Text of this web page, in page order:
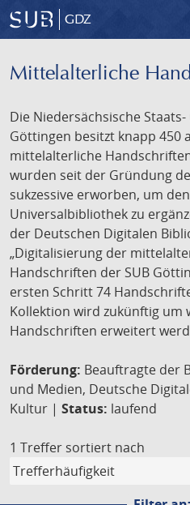
GDZ
Mittelalterliche
Die Niedersächsische
Göttingen besitzt knapp 450
mittelalterliche
wurden seit der Gründung
sukzessive erworben, um
Universalbibliothek zu
der Deutschen Digitalen
„Digitalisierung der
Handschriften der SUB
ersten Schritt 74
Kollektion wird zukünftig
Handschriften erweitert
Förderung: Beauftragte der
und Medien, Deutsche
Kultur | Status: laufend
1 Treffer sortiert nach